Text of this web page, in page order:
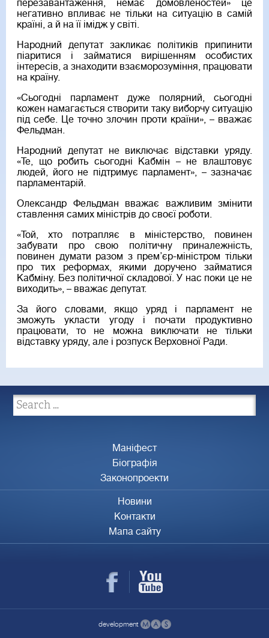
перезавантаження, немає домовленостей» це
негативно впливає не тільки на ситуацію в самій
країні, а й на її імідж у світі.
Народний депутат закликає політиків припинити
піаритися і займатися вирішенням особистих
інтересів, а знаходити взаєморозуміння, працювати
на країну.
«Сьогодні парламент дуже полярний, сьогодні
кожен намагається створити таку виборчу ситуацію
під себе. Це точно злочин проти країни», – вважає
Фельдман.
Народний депутат не виключає відставки уряду.
«Те, що робить сьогодні Кабмін – не влаштовує
людей, його не підтримує парламент», – зазначає
парламентарій.
Олександр Фельдман вважає важливим змінити
ставлення самих міністрів до своєї роботи.
«Той, хто потрапляє в міністерство, повинен
забувати про свою політичну приналежність,
повинен думати разом з прем’єр-міністром тільки
про тих реформах, якими доручено займатися
Кабміну. Без політичної складової. У нас поки це не
виходить», – вважає депутат.
За його словами, якщо уряд і парламент не
зможуть укласти угоду і почати продуктивно
працювати, то не можна виключати не тільки
відставку уряду, але і розпуск Верховної Ради.
Маніфест
Біографія
Законопроекти
Новини
Контакти
Мапа сайту
development